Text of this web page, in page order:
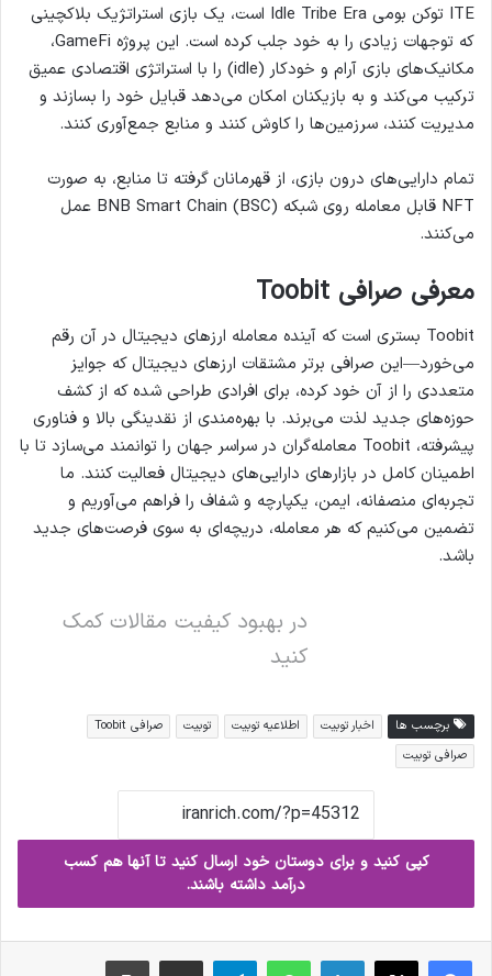
ITE توکن بومی Idle Tribe Era است، یک بازی استراتژیک بلاکچینی
که توجهات زیادی را به خود جلب کرده است. این پروژه GameFi،
مکانیک‌های بازی آرام و خودکار (idle) را با استراتژی اقتصادی عمیق
ترکیب می‌کند و به بازیکنان امکان می‌دهد قبایل خود را بسازند و
مدیریت کنند، سرزمین‌ها را کاوش کنند و منابع جمع‌آوری کنند.
تمام دارایی‌های درون بازی، از قهرمانان گرفته تا منابع، به صورت
NFT قابل معامله روی شبکه BNB Smart Chain (BSC) عمل
می‌کنند.
معرفی صرافی Toobit
Toobit بستری است که آینده معامله ارزهای دیجیتال در آن رقم
می‌خورد—این صرافی برتر مشتقات ارزهای دیجیتال که جوایز
متعددی را از آن خود کرده، برای افرادی طراحی شده که از کشف
حوزه‌های جدید لذت می‌برند. با بهره‌مندی از نقدینگی بالا و فناوری
پیشرفته، Toobit معامله‌گران در سراسر جهان را توانمند می‌سازد تا با
اطمینان کامل در بازارهای دارایی‌های دیجیتال فعالیت کنند. ما
تجربه‌ای منصفانه، ایمن، یکپارچه و شفاف را فراهم می‌آوریم و
تضمین می‌کنیم که هر معامله، دریچه‌ای به سوی فرصت‌های جدید
باشد.
در بهبود کیفیت مقالات کمک
کنید
برچسب ها اخبار توبیت اطلاعیه توبیت توبیت
صرافی Toobit
صرافی توبیت
کپی کنید و برای دوستان خود ارسال کنید تا آنها هم کسب
درآمد داشته باشند.
فیس بوک X لینکدین واتس آپ تلگرام ارسال ایمیل چاپ